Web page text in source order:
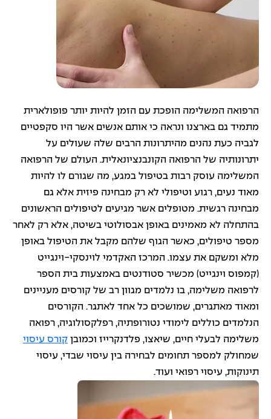
הרפואה המשלימה הופכת עם הזמן להיות יותר פופולארית
מתמיד גם בארצנו ונראה כי אותם אנשים אשר היו סקפטיים
לגביה כעת נהנים מהיתרונות הרבים שלה שעולים על
יתרונותיה של הרפואה הקונבנציונאלית. העולם של הרפואה
המשלימה עוסק רבות בטיפול במגע, מה שגורם לו להיות
מאוד נעים, רגוע וטיפולי לא רק מבחינה פיזית אלא גם
מבחינה רגשית. מטופלים אשר מגיעים לטיפולים הראשונים
בהתחלה לא מאמינים באופן אבסולוטי בשיטה, אלא רק לאחר
מספר טיפולים, כאשר הגוף שלהם מקבל את הטיפול באופן
מלא ומשקם את עצמו. המרכז האקדמי לוינסקי-וינגייט
(קמפוס וינגייט) מכשיר סטודנטים באמצעות בית הספר
לרפואה משלימה, בו נלמדים מגוון רב של קורסים מעניינים
ומאוד מאתגרים, שמושכים כל אחד לאתגר. הקורסים
הנלמדים כוללים לימודי נטורופתיה, רפלקסולוגיה, רפואה
משלימה לבעלי חיים, שיאצו, פלדנקרייז וכמובן קורס עיסוי
שמחולק למספר תחומים לבחירה בין עיסוי שבדי, עיסוי
תינוקות, עיסוי רפואי ועוד.